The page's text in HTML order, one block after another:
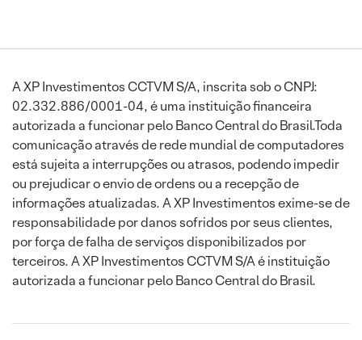
A XP Investimentos CCTVM S/A, inscrita sob o CNPJ:
02.332.886/0001-04, é uma instituição financeira
autorizada a funcionar pelo Banco Central do Brasil.Toda
comunicação através de rede mundial de computadores
está sujeita a interrupções ou atrasos, podendo impedir
ou prejudicar o envio de ordens ou a recepção de
informações atualizadas. A XP Investimentos exime-se de
responsabilidade por danos sofridos por seus clientes,
por força de falha de serviços disponibilizados por
terceiros. A XP Investimentos CCTVM S/A é instituição
autorizada a funcionar pelo Banco Central do Brasil.